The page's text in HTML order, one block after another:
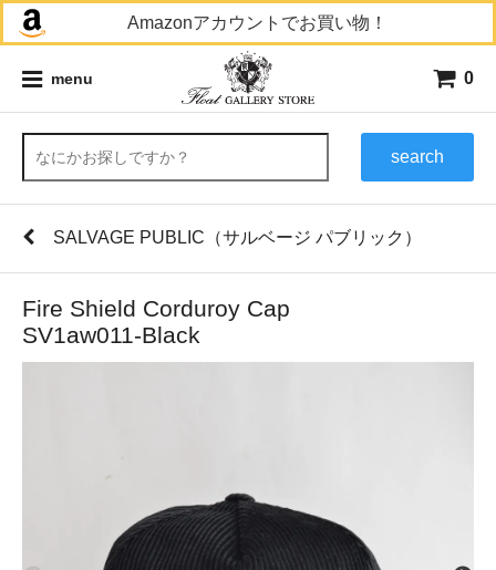
Amazonアカウントでお買い物！
menu 0
search
SALVAGE PUBLIC（サルベージ パブリック）
Fire Shield Corduroy Cap
SV1aw011-Black